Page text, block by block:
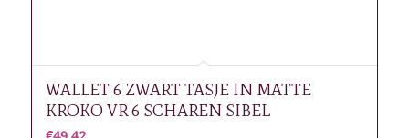
WALLET 6 ZWART TASJE IN MATTE
KROKO VR 6 SCHAREN SIBEL